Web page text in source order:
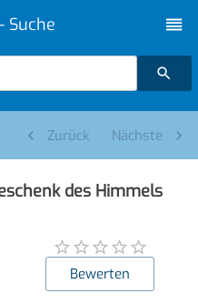
Suche
Zurück Nächste
des Himmels
Bewerten